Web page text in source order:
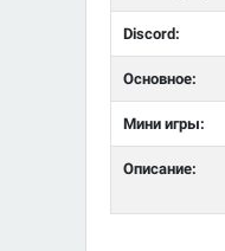
Discord:
Основное:
Мини игры:
Описание: